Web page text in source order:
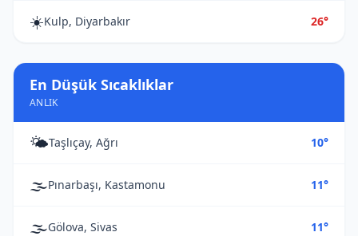
☀️Kulp, Diyarbakır 26°
En Düşük Sıcaklıklar
ANLIK
🌤️Taşlıçay, Ağrı 10°
🌫️Pınarbaşı, Kastamonu 11°
🌫️Gölova, Sivas 11°